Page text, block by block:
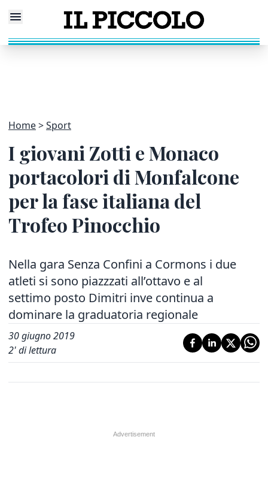
Home Sport
I giovani Zotti e Monaco
portacolori di Monfalcone
per la fase italiana del
Trofeo Pinocchio
Nella gara Senza Confini a Cormons i due
atleti si sono piazzzati all’ottavo e al
settimo posto Dimitri inve continua a
dominare la graduatoria regionale
30 giugno 2019
2' di lettura